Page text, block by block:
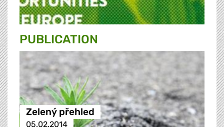
PUBLICATION
Zelený přehled
05.02.2014